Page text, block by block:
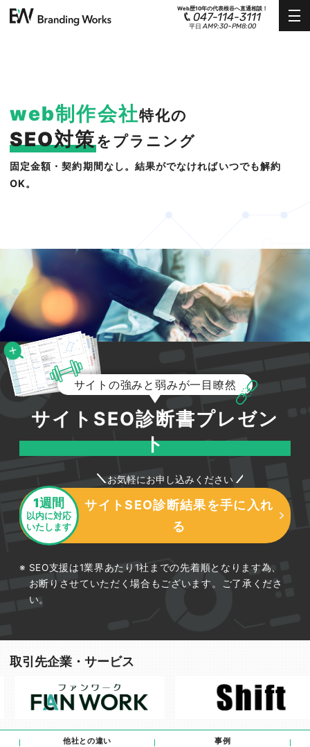
Web歴10年の代表根谷へ直通相談！
047-114-3111
平日AM9:30~PM8:00
web制作会社特化の
SEO対策をプラニング
固定金額・契約期間なし。結果がでなければいつでも解約
OK。
サイトの強みと弱みが一目瞭然
サイトSEO診断書プレゼン
ト
お気軽にお申し込みください
1週間
以内に対応
いたします
サイトSEO診断結果を手に入れ
る
SEO支援は1業界あたり1社までの先着順となります為、
お断りさせていただく場合もございます。ご了承くださ
い。
取引先企業・サービス
他社との違い 事例